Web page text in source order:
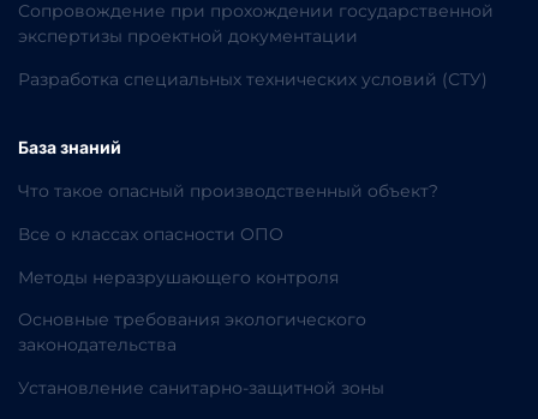
Сопровождение при прохождении государственной
экспертизы проектной документации
Разработка специальных технических условий (СТУ)
База знаний
Что такое опасный производственный объект?
Все о классах опасности ОПО
Методы неразрушающего контроля
Основные требования экологического
законодательства
Установление санитарно-защитной зоны